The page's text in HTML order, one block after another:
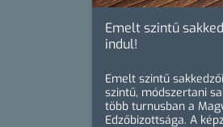
Emelt szintű
indul!
Emelt szintű
szintű, módszertani
több turnusban a
Edzőbizottsága. A